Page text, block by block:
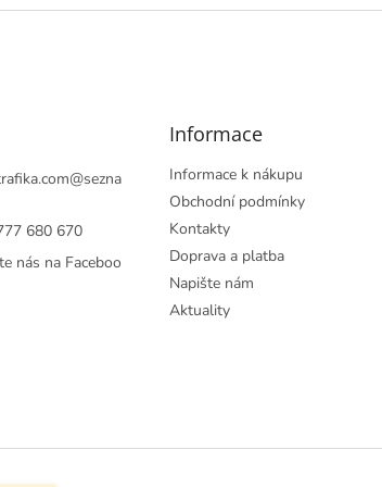
@sezna
680 670
nás na Faceboo
Informace
Informace k nákupu
Obchodní podmínky
Kontakty
Doprava a platba
Napište nám
Aktuality